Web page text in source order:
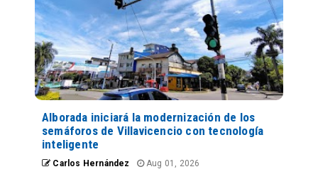
Alborada iniciará la modernización de los
semáforos de Villavicencio con tecnología
inteligente
Carlos Hernández Aug 01, 2026